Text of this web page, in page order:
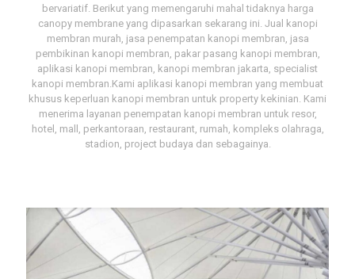
bervariatif. Berikut yang memengaruhi mahal tidaknya harga
canopy membrane yang dipasarkan sekarang ini. Jual kanopi
membran murah, jasa penempatan kanopi membran, jasa
pembikinan kanopi membran, pakar pasang kanopi membran,
aplikasi kanopi membran, kanopi membran jakarta, specialist
kanopi membran.Kami aplikasi kanopi membran yang membuat
khusus keperluan kanopi membran untuk property kekinian. Kami
menerima layanan penempatan kanopi membran untuk resor,
hotel, mall, perkantoraan, restaurant, rumah, kompleks olahraga,
stadion, project budaya dan sebagainya.